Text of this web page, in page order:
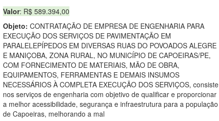
Valor: R$ 589.394,00
Objeto: CONTRATAÇÃO DE EMPRESA DE ENGENHARIA PARA
EXECUÇÃO DOS SERVIÇOS DE PAVIMENTAÇÃO EM
PARALELEPÍPEDOS EM DIVERSAS RUAS DO POVOADOS ALEGRE
E MANIÇOBA, ZONA RURAL, NO MUNICÍPIO DE CAPOEIRAS/PE,
COM FORNECIMENTO DE MATERIAIS, MÃO DE OBRA,
EQUIPAMENTOS, FERRAMENTAS E DEMAIS INSUMOS
NECESSÁRIOS À COMPLETA EXECUÇÃO DOS SERVIÇOS, consiste
nos serviços de engenharia com objetivo de qualificar e proporcionar
a melhor acessibilidade, segurança e infraestrutura para a população
de Capoeiras, melhorando a mal